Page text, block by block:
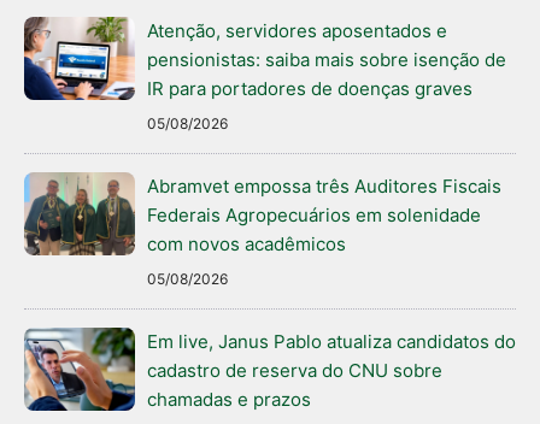
Atenção, servidores aposentados e
pensionistas: saiba mais sobre isenção de
IR para portadores de doenças graves
05/08/2026
Abramvet empossa três Auditores Fiscais
Federais Agropecuários em solenidade
com novos acadêmicos
05/08/2026
Em live, Janus Pablo atualiza candidatos do
cadastro de reserva do CNU sobre
chamadas e prazos